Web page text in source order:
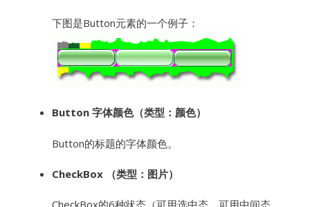
下图是Button元素的一个例子：
Button 字体颜色（类型：颜色）
Button的标题的字体颜色。
CheckBox （类型：图片）